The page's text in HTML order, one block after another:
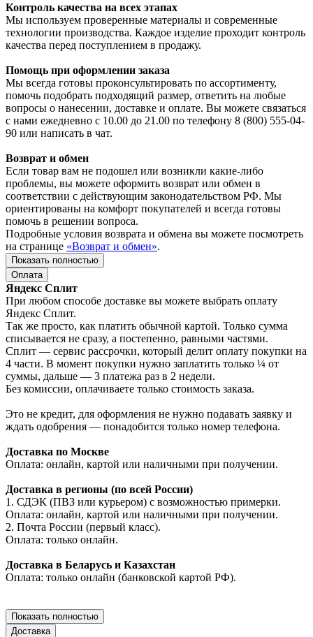
Контроль качества на всех этапах
Мы используем проверенные материалы и современные
технологии производства. Каждое изделие проходит контроль
качества перед поступлением в продажу.
Помощь при оформлении заказа
Мы всегда готовы проконсультировать по ассортименту,
помочь подобрать подходящий размер, ответить на любые
вопросы о нанесении, доставке и оплате. Вы можете связаться
с нами ежедневно с 10.00 до 21.00 по телефону 8 (800) 555-04-
90 или написать в чат.
Возврат и обмен
Если товар вам не подошел или возникли какие-либо
проблемы, вы можете оформить возврат или обмен в
соответствии с действующим законодательством РФ. Мы
ориентированы на комфорт покупателей и всегда готовы
помочь в решении вопроса.
Подробные условия возврата и обмена вы можете посмотреть
на странице «Возврат и обмен».
Показать полностью
Оплата
Яндекс Сплит
При любом способе доставке вы можете выбрать оплату
Яндекс Сплит.
Так же просто, как платить обычной картой. Только сумма
списывается не сразу, а постепенно, равными частями.
Сплит — сервис рассрочки, который делит оплату покупки на
4 части. В момент покупки нужно заплатить только ¼ от
суммы, дальше — 3 платежа раз в 2 недели.
Без комиссии, оплачиваете только стоимость заказа.
Это не кредит, для оформления не нужно подавать заявку и
ждать одобрения — понадобится только номер телефона.
Доставка по Москве
Оплата: онлайн, картой или наличными при получении.
Доставка в регионы (по всей России)
1. СДЭК (ПВЗ или курьером) с возможностью примерки.
Оплата: онлайн, картой или наличными при получении.
2. Почта России (первый класс).
Оплата: только онлайн.
Доставка в Беларусь и Казахстан
Оплата: только онлайн (банковской картой РФ).
Показать полностью
Доставка